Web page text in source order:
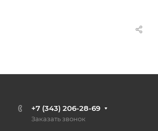
+7 (343) 206-28-69
Заказать звонок